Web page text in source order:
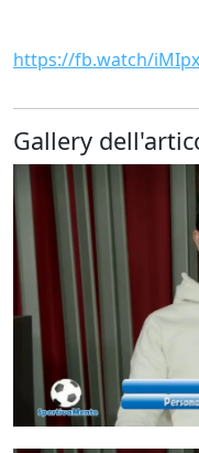
https://fb.watch/
Gallery